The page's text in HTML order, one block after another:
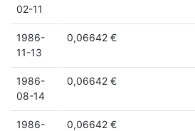
02-11
1986-
11-13
0,06642 €
1986-
08-14
0,06642 €
1986-
0,06642 €